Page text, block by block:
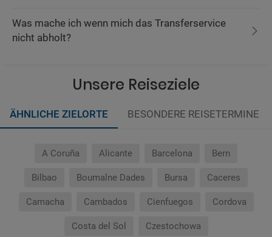
Was mache ich wenn mich das Transferservice
nicht abholt?
Unsere Reiseziele
ÄHNLICHE ZIELORTE BESONDERE REISETERMINE
A Coruña Alicante Barcelona Bern
Bilbao Boumalne Dades Bursa Caceres
Camacha Cambados Cienfuegos Cordova
Costa del Sol Czestochowa